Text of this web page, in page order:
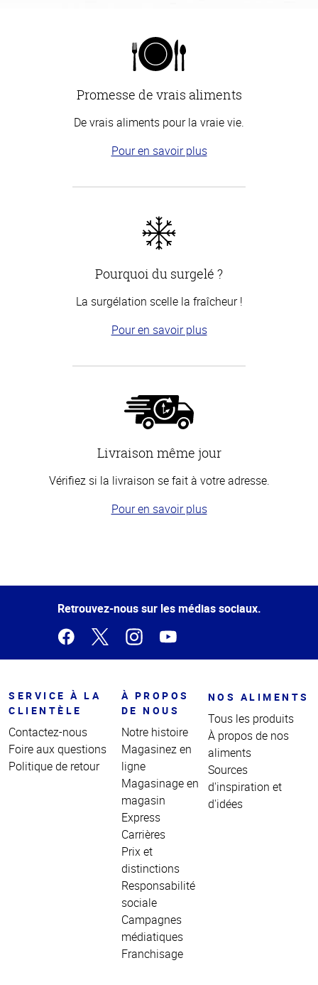
Promesse de vrais aliments
De vrais aliments pour la vraie vie.
Pour en savoir plus
Pourquoi du surgelé ?
La surgélation scelle la fraîcheur !
Pour en savoir plus
Livraison même jour
Vérifiez si la livraison se fait à votre adresse.
Pour en savoir plus
de la
Retrouvez-nous sur les médias sociaux.
SERVICE À LA
CLIENTÈLE
Contactez-nous
Foire aux questions
Politique de retour
À PROPOS
DE NOUS
Notre histoire
Magasinez en
ligne
Magasinage en
magasin
Express
Carrières
Prix et
distinctions
Responsabilité
sociale
Campagnes
médiatiques
Franchisage
NOS ALIMENTS
Tous les produits
À propos de nos
aliments
Sources
d'inspiration et
d'idées